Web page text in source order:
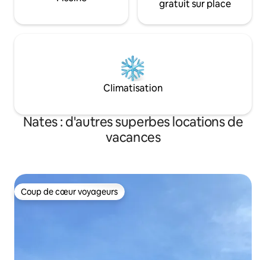
gratuit sur place
Climatisation
Nates : d'autres superbes locations de
vacances
Coup de cœur voyageurs
Coup de cœur voyageurs